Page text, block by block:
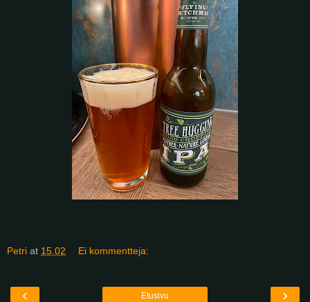
Petri at 15.02 Ei kommentteja:
‹ ›
Etusivu